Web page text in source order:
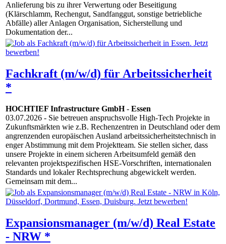
Anlieferung bis zu ihrer Verwertung oder Beseitigung
(Klärschlamm, Rechengut, Sandfanggut, sonstige betriebliche
Abfälle) aller Anlagen Organisation, Sicherstellung und
Dokumentation der...
Fachkraft (m/w/d) für Arbeitssicherheit
*
HOCHTIEF Infrastructure GmbH- Essen
03.07.2026 - Sie betreuen anspruchsvolle High-Tech Projekte in
Zukunftsmärkten wie z.B. Rechenzentren in Deutschland oder dem
angrenzenden europäischen Ausland arbeitssicherheitstechnisch in
enger Abstimmung mit dem Projektteam. Sie stellen sicher, dass
unsere Projekte in einem sicheren Arbeitsumfeld gemäß den
relevanten projektspezifischen HSE-Vorschriften, internationalen
Standards und lokaler Rechtsprechung abgewickelt werden.
Gemeinsam mit dem...
Expansionsmanager (m/w/d) Real Estate
- NRW *